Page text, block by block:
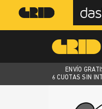
ENVÍO
6 CUOTAS SIN